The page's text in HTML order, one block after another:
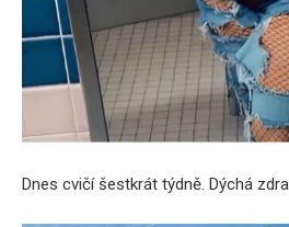
Dnes cvičí šestkrát týdně. Dýchá